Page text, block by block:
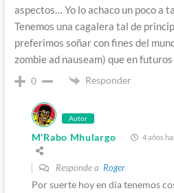
aspectos… Yo lo achaco un poco a
Tenemos una cagalera tal de
preferimos soñar con fines del
zombie ad nauseam) que en
0 Responder
Autor
M'Rabo Mhulargo 4 años
Responde a Roger
Por suerte hoy en día tenemos